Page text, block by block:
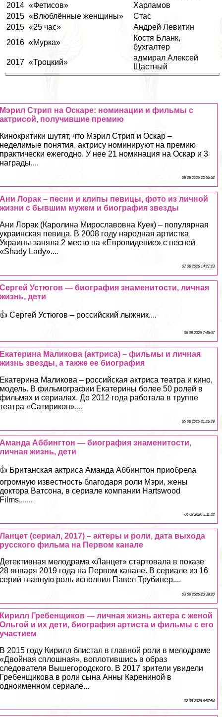
2014 «Фетисов»
Харламов
2015 «Влюблённые женщины»
Стас
2015 «25 час»
Андрей Левитин
2016 «Мурка»
Костя Бланк,
бухгалтер
2017 «Троцкий»
адмирал Алексей
Щастный
Мэрил Стрип на Оскаре: номинации и фильмы с
актрисой, получившие премию
Кинокритики шутят, что Мэрил Стрип и Оскар –
неделимые понятия, актрису номинируют на премию
пpaктически ежегодно. У нее 21 номинация на Оскар и 3
награды....
08 08 2026 22:56:52
Ани Лоpaк – песни и клипы певицы, фото из личной
жизни с бывшим мужем и биография звезды
Ани Лоpaк (Каролина Мирославовна Куек) – популярная
украинская певица. В 2008 году народная артистка
Украины заняла 2 место на «Евровидение» с песней
«Shady Lady»....
07 08 2026 14:27:23
Сергeй Устюгов — биография знаменитости, личная
жизнь, дети
👍 Сергeй Устюгов – российский лыжник....
06 08 2026 7:45:37
Екатерина Маликова (актриса) – фильмы и личная
жизнь звезды, а также ее биография
Екатерина Маликова – российская актриса театра и кино,
модель. В фильмографии Екатерины более 50 ролей в
фильмах и сериалах. До 2012 года работала в труппе
театра «Сатирикон»....
05 08 2026 21:26:29
Амaнда Аббингтон — биография знаменитости,
личная жизнь, дети
👍 Британская актриса Амaнда Аббингтон приобрела
огромную известность благодаря роли Мэри, жены
доктора Ватсона, в сериале компании Hartswood
Films,......
04 08 2026 5:11:22
Ланцет (сериал, 2017) – актеры и роли, дата выхода
русского фильма на Первом канале
Детективная мелодрама «Ланцет» стартовала в показе
28 января 2019 года на Первом канале. В сериале из 16
серий главную роль исполнил Павел Трубинер....
03 08 2026 20:39:20
Кирилл Гребенщиков — личная жизнь актера с женой
Ольгой и их дети, биография артиста и фильмы с его
участием
В 2015 году Кирилл блистал в главной роли в мелодраме
«Двойная сплошная», воплотившись в образ
следователя Вышегородского. В 2017 зрители увидели
Гребенщикова в роли сына Анны Карениной в
одноименном сериале...
02 08 2026 6:57:54